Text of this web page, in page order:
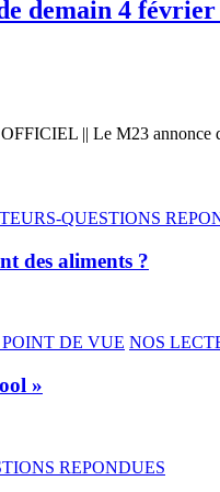
demain 4 février
|| Le M23 annonce
QUESTIONS
des aliments ?
DE VUE NOS
»
REPONDUES